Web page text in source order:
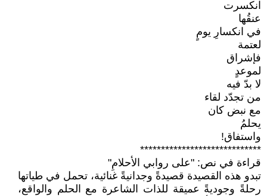
انكسرت
عنقُها
في انكسارِ يومٍ
لعتمة
فإشراق
لموعدٍ
لا بدّ فيه
من تجدّد لقاء
مع نبض كان
يحلمُ
واستفاق!
*****************************
قراءة في نص: "على روابي الأحلامِ"
تبدو هذه القصيدة قصيدةً وجدانيةً غنائية، تحمل في طياتها
رحلةً وجوديةً عميقة للذات الشاعرة مع الحلم والواقع،